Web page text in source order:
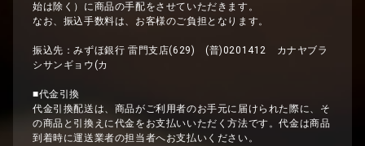
始は除く）に商品の手配をさせていただきます。
なお、振込手数料は、お客様のご負担となります。
振込先：みずほ銀行 雷門支店(629) (普)0201412 カナヤブラ
シサンギョウ(カ
■代金引換
代金引換配送は、商品がご利用者のお手元に届けられた際に、そ
の商品と引換えに代金をお支払いいただく方法です。代金は商品
到着時に運送業者の担当者へお支払いください。